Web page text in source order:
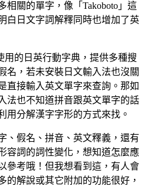
相關的單字，像「Takoboto」這
白日文字詞解釋同時也增加了英
用的日英行動字典，提供多種搜
名，若未安裝日文輸入法也沒關
直接輸入英文單字來查詢。那如
法也不知道拼音跟英文單字的話
用分解漢字字形的方式來找。
、假名、拼音、英文釋義，還有
容詞的詞性變化，想知道怎麼應
參考哦！但我想看到這，有人會
的解說或其它附加的功能很好，